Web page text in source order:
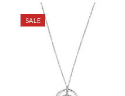
SALE